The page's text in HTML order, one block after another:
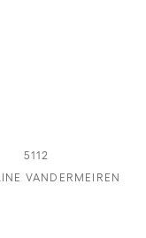
5112
VANDERMEIREN